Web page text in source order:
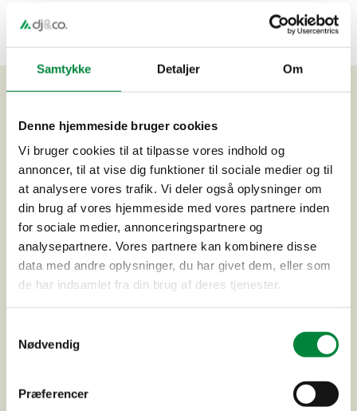
Samtykke Detaljer Om
Denne hjemmeside bruger cookies
Vi bruger cookies til at tilpasse vores indhold og
annoncer, til at vise dig funktioner til sociale medier og til
at analysere vores trafik. Vi deler også oplysninger om
din brug af vores hjemmeside med vores partnere inden
for sociale medier, annonceringspartnere og
analysepartnere. Vores partnere kan kombinere disse
data med andre oplysninger, du har givet dem, eller som
de har indsamlet fra din brug af deres tjenester.
Nødvendig
Præferencer
Seniorfællesskab Jernalderen, Holbæk